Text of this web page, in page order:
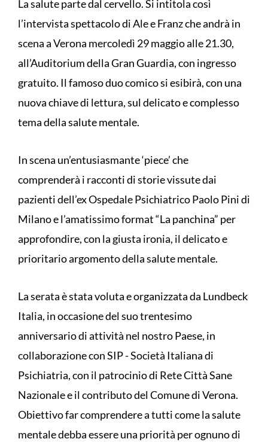
La salute parte dal cervello. Si intitola così
l’intervista spettacolo di Ale e Franz che andrà in
scena a Verona mercoledì 29 maggio alle 21.30,
all’Auditorium della Gran Guardia, con ingresso
gratuito. Il famoso duo comico si esibirà, con una
nuova chiave di lettura, sul delicato e complesso
tema della salute mentale.
In scena un’entusiasmante ‘piece’ che
comprenderà i racconti di storie vissute dai
pazienti dell’ex Ospedale Psichiatrico Paolo Pini di
Milano e l’amatissimo format “La panchina” per
approfondire, con la giusta ironia, il delicato e
prioritario argomento della salute mentale.
La serata è stata voluta e organizzata da Lundbeck
Italia, in occasione del suo trentesimo
anniversario di attività nel nostro Paese, in
collaborazione con SIP - Società Italiana di
Psichiatria, con il patrocinio di Rete Città Sane
Nazionale e il contributo del Comune di Verona.
Obiettivo far comprendere a tutti come la salute
mentale debba essere una priorità per ognuno di